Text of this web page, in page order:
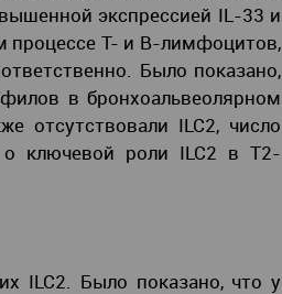
экспрессией IL-33 и
процессе Т- и В-лимфоцитов,
Было показано,
в бронхоальвеолярном
отсутствовали ILC2, число
ключевой роли ILC2 в Т2-
ILC2. Было показано, что у